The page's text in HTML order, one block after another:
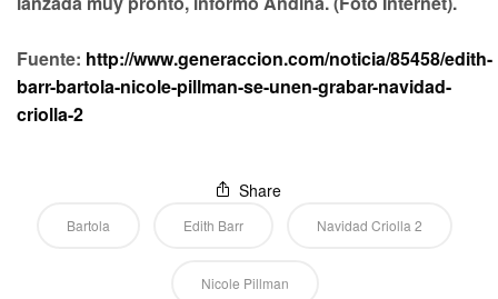
Fuente: http://www.generaccion.com/noticia/85458/edith-
barr-bartola-nicole-pillman-se-unen-grabar-navidad-
criolla-2
Share
Bartola Edith Barr Navidad Criolla 2
Nicole Pillman